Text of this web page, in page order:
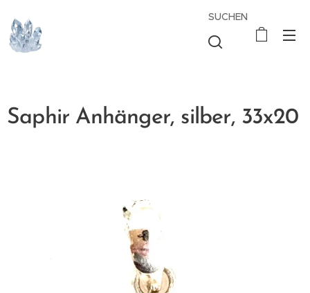
SUCHEN
Saphir Anhänger, silber, 33x20